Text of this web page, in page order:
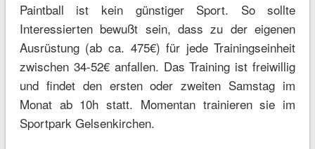
Paintball ist kein günstiger Sport. So sollte
Interessierten bewußt sein, dass zu der eigenen
Ausrüstung (ab ca. 475€) für jede Trainingseinheit
zwischen 34-52€ anfallen. Das Training ist freiwillig
und findet den ersten oder zweiten Samstag im
Monat ab 10h statt. Momentan trainieren sie im
Sportpark Gelsenkirchen.